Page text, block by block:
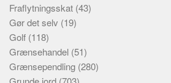
Fraflytningsskat (43)
Gør det selv (19)
Golf (118)
Grænsehandel (51)
Grænsependling (280)